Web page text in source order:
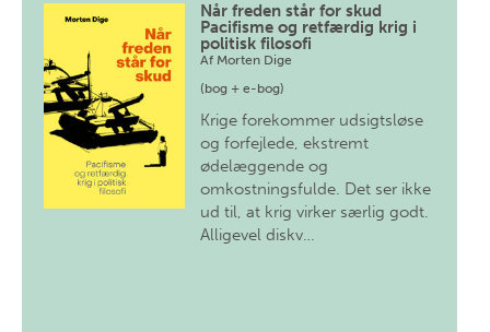
Når freden står for skud
Pacifisme og retfærdig krig i
politisk filosofi
Af Morten Dige
(bog + e-bog)
Krige forekommer udsigtsløse
og forfejlede, ekstremt
ødelæggende og
omkostningsfulde. Det ser ikke
ud til, at krig virker særlig godt.
Alligevel diskv…